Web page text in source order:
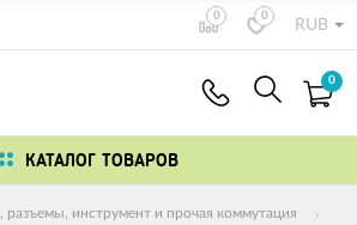
0 0
RUB
0
КАТАЛОГ ТОВАРОВ
разъемы, инструмент и прочая коммутация